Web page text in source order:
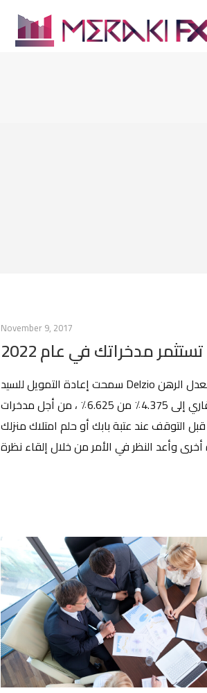
November 9, 2017
مدخراتك في عام 2022
سمحت إعادة التمويل للسيد Delzio بتخفيض معدل الرهن
العقاري إلى 4.375٪ من 6.625٪ ، من أجل مدخرات
التوقف عند عتبة بابك أو حلم امتلاك منزلك